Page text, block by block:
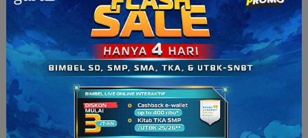
4. Fabel
Fabel adalah cerita fiksi yang menarik karenatokoh-tokoh
ceritanya adalah bintang. Tokoh hewan pada cerita fabel
memiliki perilaku seperti manusia. Mereka bisa berpikir,
berbicara, dan memiliki perasaan seperti manusia.
Biasanya, cerita fiksi fabel memiliki alur cerita yang